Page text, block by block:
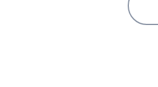
выездное
идеальную свадьбу. К нас